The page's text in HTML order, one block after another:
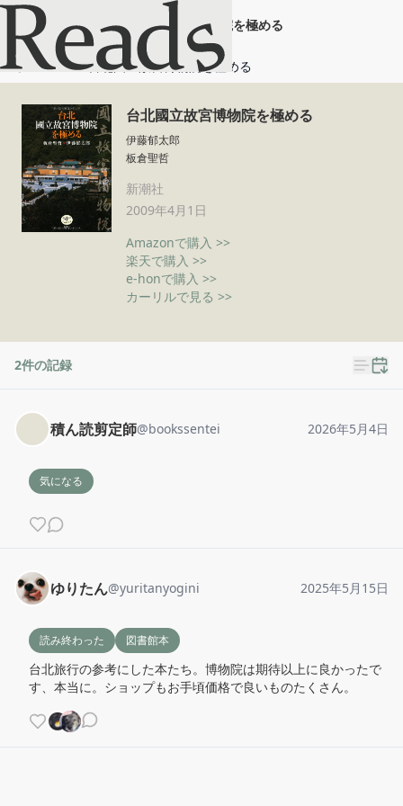
台北國立故宮博物院を極める
ホーム 台北國立故宮博物院を極める
台北國立故宮博物院を極める
伊藤郁太郎
板倉聖哲
新潮社
2009年4月1日
Amazonで購入 >>
楽天で購入 >>
e-honで購入 >>
カーリルで見る >>
2件の記録
積ん読剪定師@bookssentei 2026年5月4日
気になる
ゆりたん@yuritanyogini 2025年5月15日
読み終わった 図書館本
台北旅行の参考にした本たち。博物院は期待以上に良かったで
す、本当に。ショップもお手頃価格で良いものたくさん。